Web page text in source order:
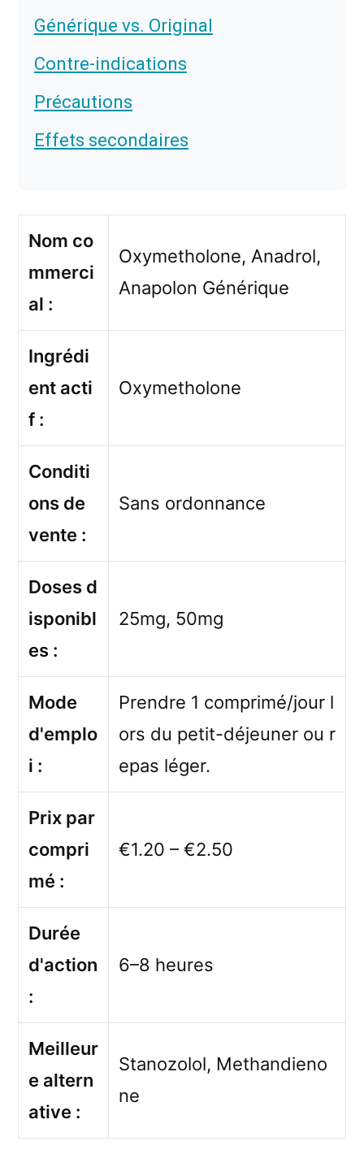
Générique vs. Original
Contre-indications
Précautions
Effets secondaires
Nom co
mmerci
al :
Oxymetholone, Anadrol,
Anapolon Générique
Ingrédi
ent acti
f :
Oxymetholone
Conditi
ons de
vente :
Sans ordonnance
Doses d
isponibl
es :
25mg, 50mg
Mode
d'emplo
i :
Prendre 1 comprimé/jour l
ors du petit-déjeuner ou r
epas léger.
Prix par
compri
mé :
€1.20 – €2.50
Durée
d'action
:
6–8 heures
Meilleur
e altern
ative :
Stanozolol, Methandieno
ne